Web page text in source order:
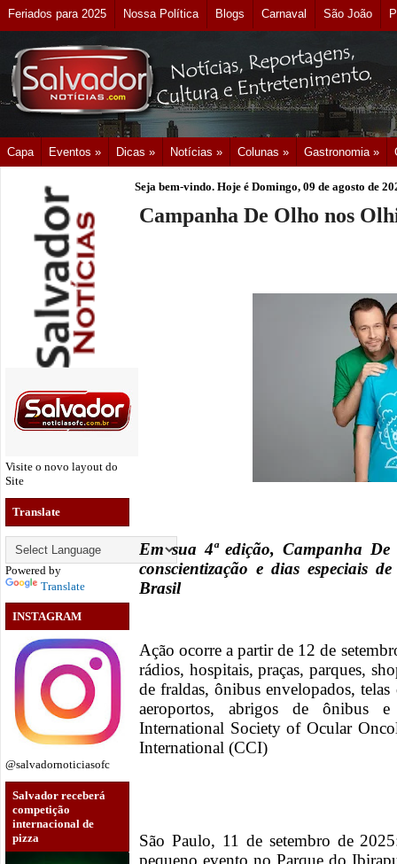
Feriados para 2025 Nossa Política Blogs Carnaval São João
Capa Eventos » Dicas » Notícias » Colunas » Gastronomia »
Visite o novo layout do
Site
Translate
Powered by
Translate
INSTAGRAM
@salvadornoticiasofc
Salvador receberá
competição
internacional de
pizza
Seja bem-vindo. Hoje é Domingo, 09 de agosto de
Campanha De Olho nos
Em sua 4ª edição, Campanha
conscientização e dias especiais
Brasil
Ação ocorre a partir de 12 de
rádios, hospitais, praças, parques,
de fraldas, ônibus envelopados,
aeroportos, abrigos de ônibus
International Society of Ocular
International (CCI)
São Paulo, 11 de setembro de
pequeno evento no Parque do